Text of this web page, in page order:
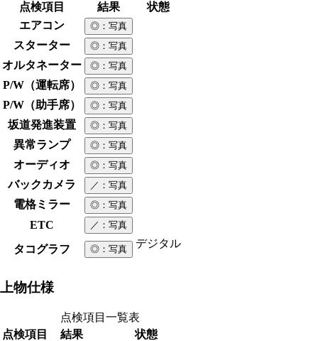
点検項目
結果
状態
エアコン
◎ ：写真
スターター ◎ ：写真
オルタネーター ◎ ：写真
P/W（運転席） ◎ ：写真
P/W（助手席） ◎ ：写真
坂道発進装置 ◎ ：写真
異常ランプ ◎ ：写真
オーディオ ◎ ：写真
バックカメラ ／ ：写真
電格ミラー ◎ ：写真
ETC ／ ：写真
タコグラフ ◎ ：写真 デジタル
上物仕様
点検項目一覧表
点検項目
結果 状態